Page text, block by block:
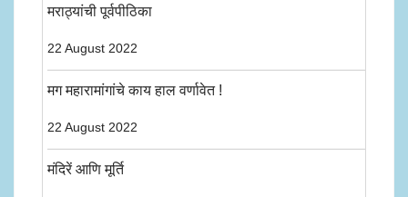
मराठ्यांची पूर्वपीठिका
22 August 2022
मग महारामांगांचे काय हाल वर्णावेत !
22 August 2022
मंदिरें आणि मूर्ति